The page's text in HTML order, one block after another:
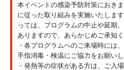
本イベントの感染予防対策におき
に従った取り組みを実施いたしま
っては、プログラムの中止や延期
ありますので、あらかじめご承知く
・各プログラムへのご来場時には
手指消毒・検温にご協力をお願いし
・発熱等の症状がある方は、ご入